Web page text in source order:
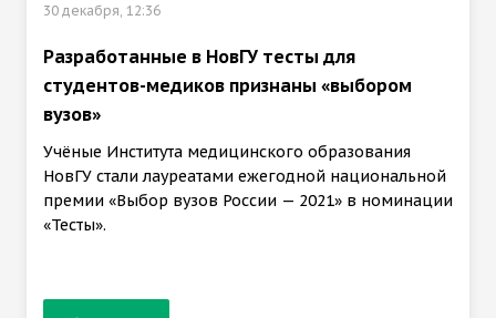
30 декабря, 12:36
Разработанные в НовГУ тесты для
студентов-медиков признаны «выбором
вузов»
Учёные Института медицинского образования
НовГУ стали лауреатами ежегодной национальной
премии «Выбор вузов России — 2021» в номинации
«Тесты».